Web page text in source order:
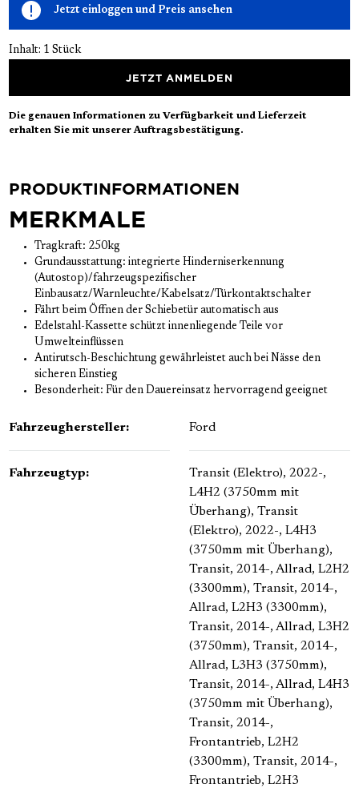
Jetzt einloggen und Preis ansehen
Inhalt: 1 Stück
JETZT ANMELDEN
Die genauen Informationen zu Verfügbarkeit und Lieferzeit
erhalten Sie mit unserer Auftragsbestätigung.
PRODUKTINFORMATIONEN
MERKMALE
Tragkraft: 250kg
Grundausstattung: integrierte Hinderniserkennung
(Autostop)/fahrzeugspezifischer
Einbausatz/Warnleuchte/Kabelsatz/Türkontaktschalter
Fährt beim Öffnen der Schiebetür automatisch aus
Edelstahl-Kassette schützt innenliegende Teile vor
Umwelteinflüssen
Antirutsch-Beschichtung gewährleistet auch bei Nässe den
sicheren Einstieg
Besonderheit: Für den Dauereinsatz hervorragend geeignet
Fahrzeughersteller: Ford
Fahrzeugtyp:
Transit (Elektro), 2022-,
L4H2 (3750mm mit
Überhang), Transit
(Elektro), 2022-, L4H3
(3750mm mit Überhang),
Transit, 2014-, Allrad, L2H2
(3300mm), Transit, 2014-,
Allrad, L2H3 (3300mm),
Transit, 2014-, Allrad, L3H2
(3750mm), Transit, 2014-,
Allrad, L3H3 (3750mm),
Transit, 2014-, Allrad, L4H3
(3750mm mit Überhang),
Transit, 2014-,
Frontantrieb, L2H2
(3300mm), Transit, 2014-,
Frontantrieb, L2H3